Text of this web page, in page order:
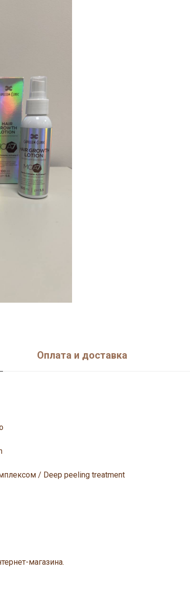
Оплата и доставка
/ Deep peeling treatment
магазина.